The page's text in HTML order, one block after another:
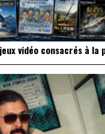
vidéo consacrés à la